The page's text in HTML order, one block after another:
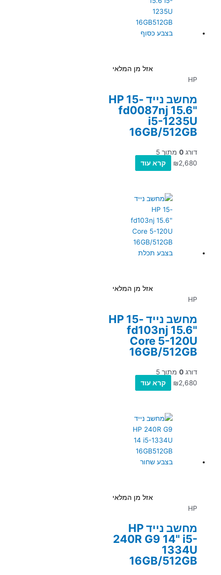
אזל מן המלאי
HP
מחשב נייד HP 15-
fd0087nj 15.6"
i5-1235U
16GB/512GB
דורג 0 מתוך 5
₪2,680 קרא עוד
אזל מן המלאי
HP
מחשב נייד HP 15-
fd103nj 15.6"
Core 5-120U
16GB/512GB
דורג 0 מתוך 5
₪2,680 קרא עוד
אזל מן המלאי
HP
מחשב נייד HP
240R G9 14" i5-
1334U
16GB/512GB